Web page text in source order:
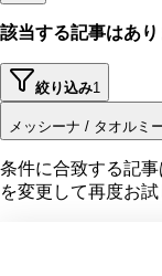
該当する記事はあ
絞り込み1
メッシーナ / タオルミ
条件に合致する記
を変更して再度お試